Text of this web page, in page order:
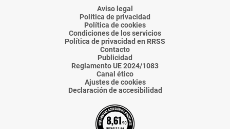
AlmeríaAlmeríaAlmería
Almería
Aviso legal
Política de privacidad
Política de cookies
Condiciones de los servicios
Política de privacidad en RRSS
Contacto
Publicidad
Reglamento UE 2024/1083
Canal ético
Ajustes de cookies
Declaración de accesibilidad